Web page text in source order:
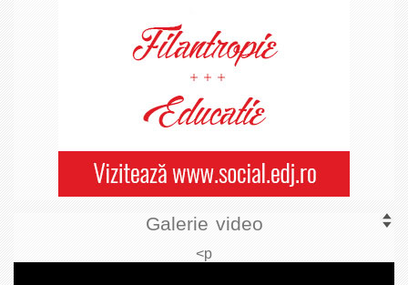
Galerie video
<p